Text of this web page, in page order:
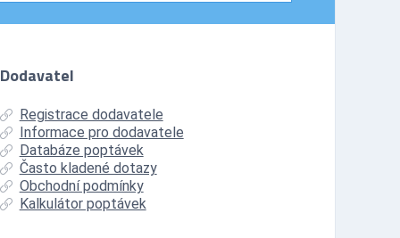
Dodavatel
Registrace dodavatele
Informace pro dodavatele
Databáze poptávek
Často kladené dotazy
Obchodní podmínky
Kalkulátor poptávek